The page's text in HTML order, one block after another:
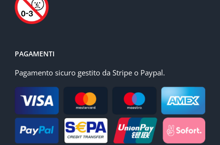
PAGAMENTI
Pagamento sicuro gestito da Stripe o Paypal.